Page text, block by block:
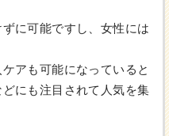
に可能ですし、女性には
アも可能になっていると
にも注目されて人気を集